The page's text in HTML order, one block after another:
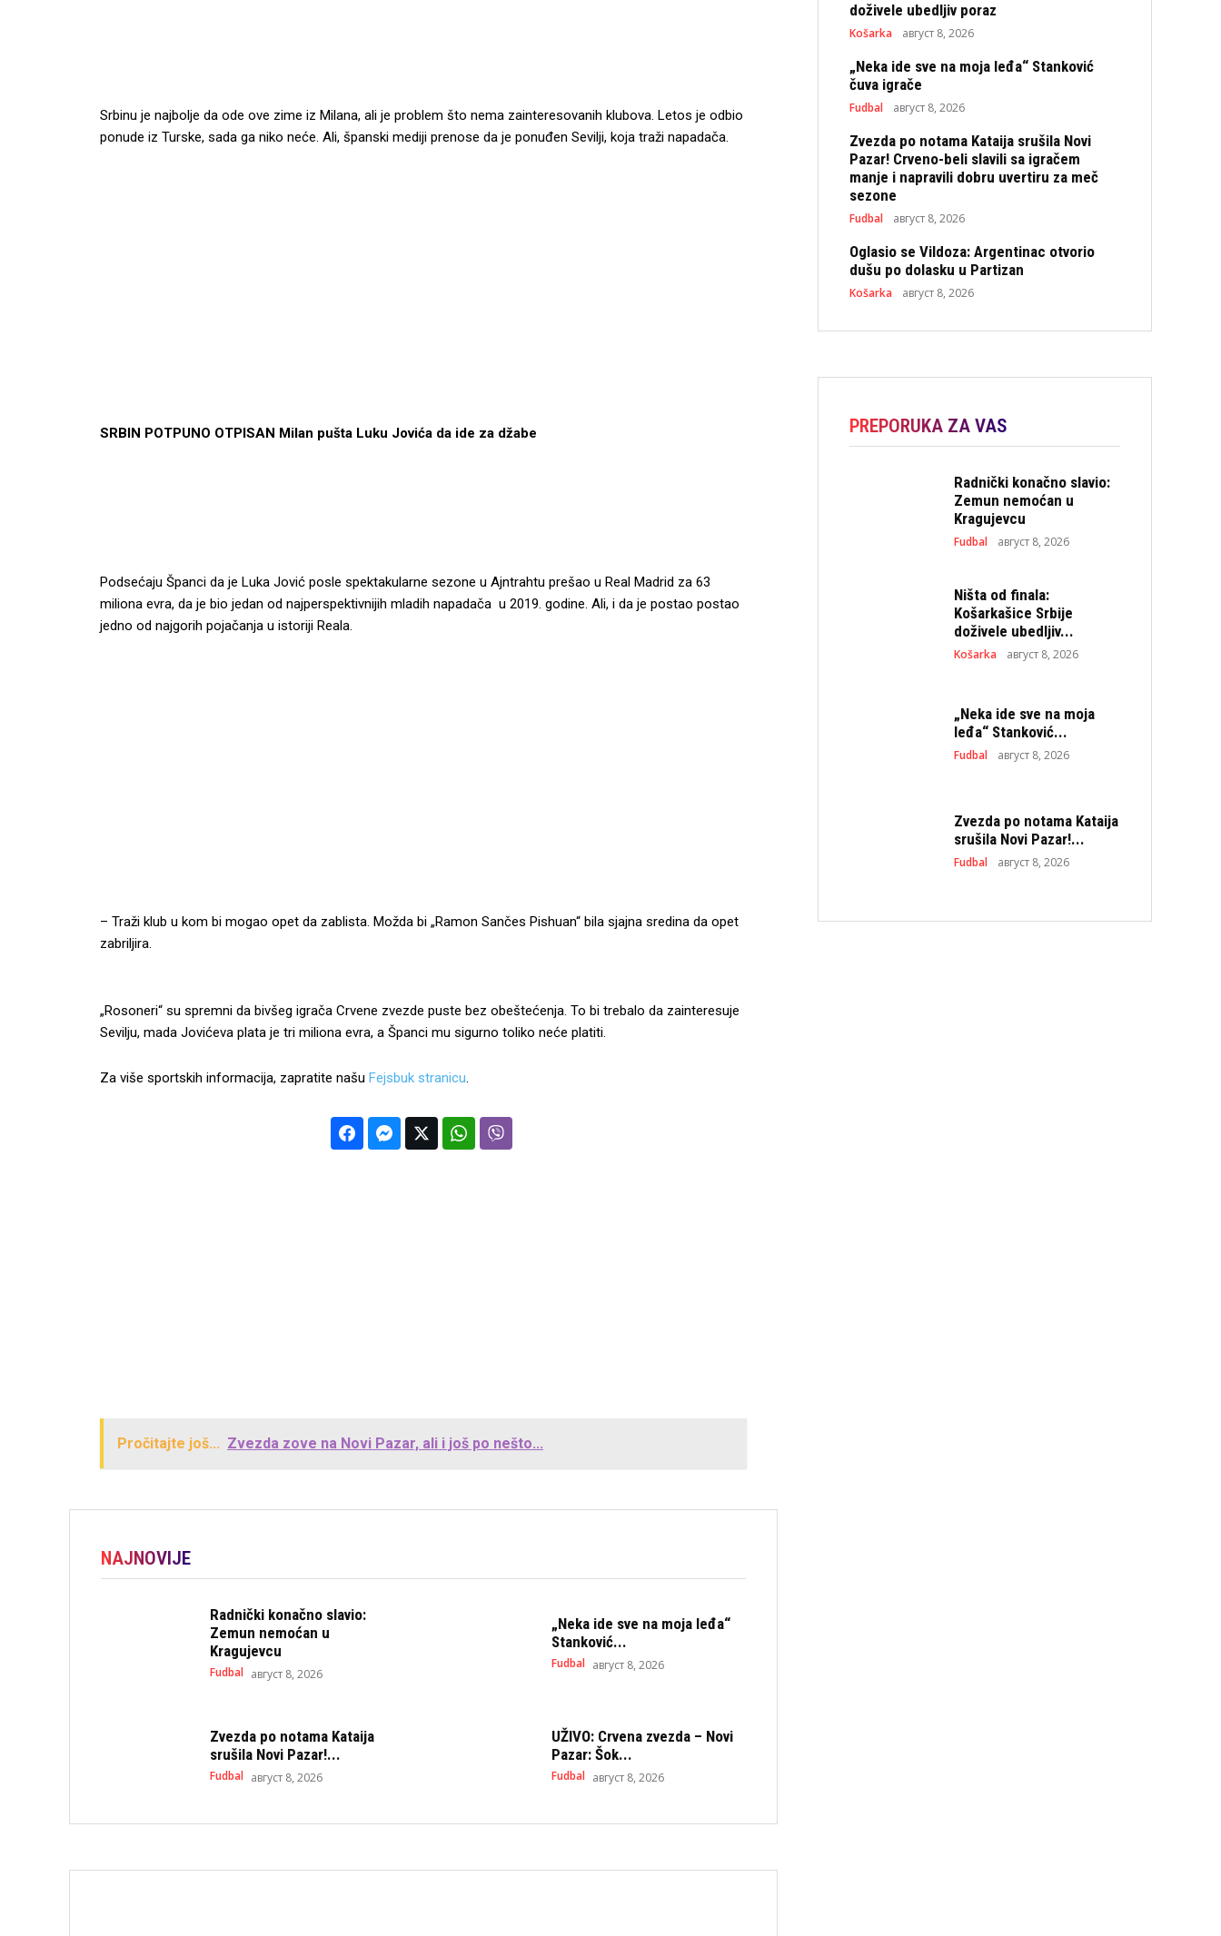
Srbinu je najbolje da ode ove zime iz Milana, ali je problem što nema zainteresovanih klubova. Letos je odbio
ponude iz Turske, sada ga niko neće. Ali, španski mediji prenose da je ponuđen Sevilji, koja traži napadača.
SRBIN POTPUNO OTPISAN Milan pušta Luku Jovića da ide za džabe
Podsećaju Španci da je Luka Jović posle spektakularne sezone u Ajntrahtu prešao u Real Madrid za 63
miliona evra, da je bio jedan od najperspektivnijih mladih napadača u 2019. godine. Ali, i da je postao postao
jedno od najgorih pojačanja u istoriji Reala.
– Traži klub u kom bi mogao opet da zablista. Možda bi „Ramon Sančes Pishuan“ bila sjajna sredina da opet
zabriljira.
„Rosoneri“ su spremni da bivšeg igrača Crvene zvezde puste bez obeštećenja. To bi trebalo da zainteresuje
Sevilju, mada Jovićeva plata je tri miliona evra, a Španci mu sigurno toliko neće platiti.
Za više sportskih informacija, zapratite našu Fejsbuk stranicu.
Pročitajte još... Zvezda zove na Novi Pazar, ali i još po nešto...
NAJNOVIJE
Radnički konačno slavio:
Zemun nemoćan u
Kragujevcu
Fudbal август 8, 2026
„Neka ide sve na moja leđa“
Stanković...
Fudbal август 8, 2026
Zvezda po notama Kataija
srušila Novi Pazar!...
Fudbal август 8, 2026
UŽIVO: Crvena zvezda – Novi
Pazar: Šok...
Fudbal август 8, 2026
doživele ubedljiv poraz
Košarka август 8, 2026
„Neka ide sve na moja leđa“ Stanković
čuva igrače
Fudbal август 8, 2026
Zvezda po notama Kataija srušila Novi
Pazar! Crveno-beli slavili sa igračem
manje i napravili dobru uvertiru za meč
sezone
Fudbal август 8, 2026
Oglasio se Vildoza: Argentinac otvorio
dušu po dolasku u Partizan
Košarka август 8, 2026
PREPORUKA ZA VAS
Radnički konačno slavio:
Zemun nemoćan u
Kragujevcu
Fudbal август 8, 2026
Ništa od finala:
Košarkašice Srbije
doživele ubedljiv...
Košarka август 8, 2026
„Neka ide sve na moja
leđa“ Stanković...
Fudbal август 8, 2026
Zvezda po notama Kataija
srušila Novi Pazar!...
Fudbal август 8, 2026